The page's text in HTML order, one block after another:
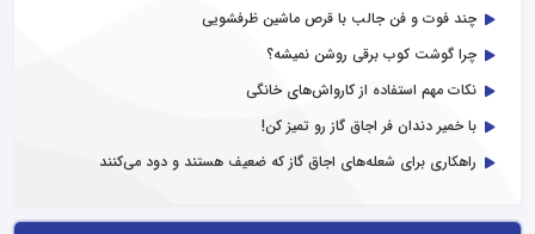
چند فوت و فن جالب با قرص ماشین ظرفشویی
چرا گوشت کوب برقی روشن نمیشه؟
نکات مهم استفاده از کارواش‌های خانگی
با خمیر دندان فر اجاق گاز رو تمیز کن!
راهکاری برای شعله‌های اجاق گاز که ضعیف هستند و دود می‌کنند